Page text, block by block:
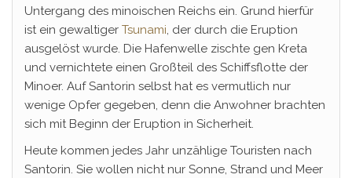
Untergang des minoischen Reichs ein. Grund hierfür
ist ein gewaltiger Tsunami, der durch die Eruption
ausgelöst wurde. Die Hafenwelle zischte gen Kreta
und vernichtete einen Großteil des Schiffsflotte der
Minoer. Auf Santorin selbst hat es vermutlich nur
wenige Opfer gegeben, denn die Anwohner brachten
sich mit Beginn der Eruption in Sicherheit.
Heute kommen jedes Jahr unzählige Touristen nach
Santorin. Sie wollen nicht nur Sonne, Strand und Meer